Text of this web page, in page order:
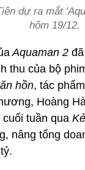
dự ra mắt
hôm 19/12.
Aquaman 2
thu của bộ
hồn, tác
Hoàng
tuần qua
nâng tổng